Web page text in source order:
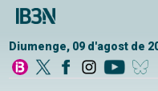
Diumenge, 09 d'agost de